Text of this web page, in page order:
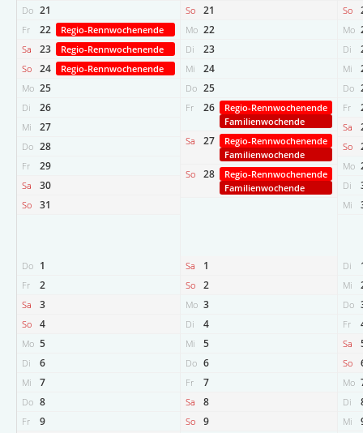
Do 21
Fr 22
Regio-Rennwochenende
Sa
23
Regio-Rennwochenende
So
24
Regio-Rennwochenende
Mo 25
Di 26
Mi 27
Do 28
Fr 29
Sa 30
So 31
So 21
Mo 22
Di 23
Mi 24
Do 25
Fr 26
Regio-Rennwochenende
Familienwochende
Sa
27
Regio-Rennwochenende
Familienwochende
So
28
Regio-Rennwochenende
Familienwochende
So
Mo
Di
Mi
Do
Fr
Sa
So
Mo
Di
Mi
Do 1
Fr 2
Sa 3
So 4
Mo 5
Di 6
Mi 7
Do 8
Fr 9
Sa 1
So 2
Mo 3
Di 4
Mi 5
Do 6
Fr 7
Sa 8
So 9
Di
Mi
Do
Fr
Sa
So
Mo
Di
Mi